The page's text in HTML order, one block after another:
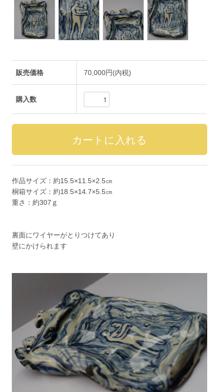
販売価格 70,000円(内税)
購入数
作品サイズ：約15.5×11.5×2.5㎝
桐箱サイズ：約18.5×14.7×5.5㎝
重さ：約307ｇ
裏面にワイヤーがとりつけてあり
壁にかけられます